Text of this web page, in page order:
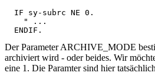
  IF sy-subrc NE 0.
    " ...
Der Parameter ARCHIVE_MODE
archiviert wird - oder beides. Wir
eine 1. Die Paramter sind hier